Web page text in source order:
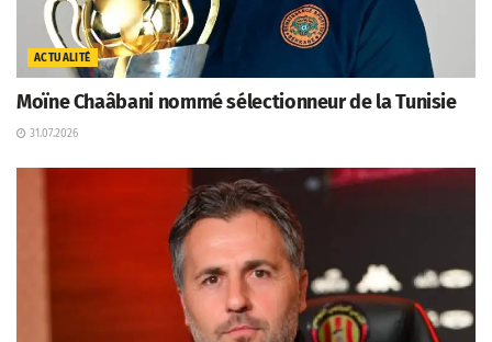
ACTUALITÉ
Moïne Chaâbani nommé sélectionneur de la Tunisie
31.07.2026